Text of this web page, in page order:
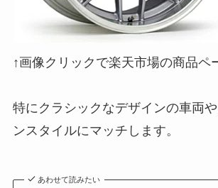
↑画像クリックで楽天市場の商品ペ
特にクラシックなデザインの車両
ンスタイルにマッチします。
あわせて読みたい